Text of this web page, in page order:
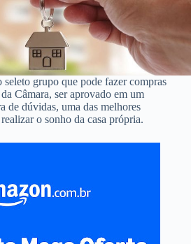
seleto grupo que pode fazer compras
Câmara, ser aprovado em um
de dúvidas, uma das melhores
o sonho da casa própria.